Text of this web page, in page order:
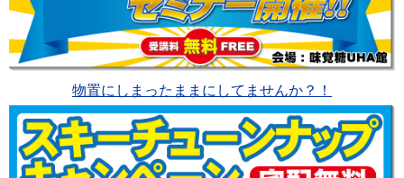
物置にしまったままにしてませんか？！